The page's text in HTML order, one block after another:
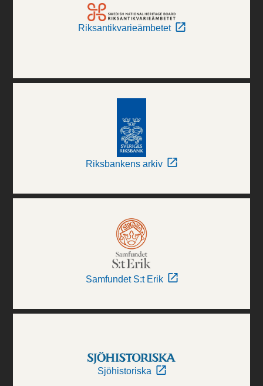
Riksantikvarieämbetet
Riksbankens arkiv
Samfundet S:t Erik
Sjöhistoriska